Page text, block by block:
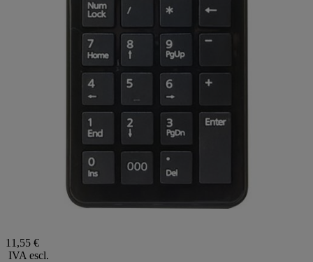
11,55 €
IVA escl.